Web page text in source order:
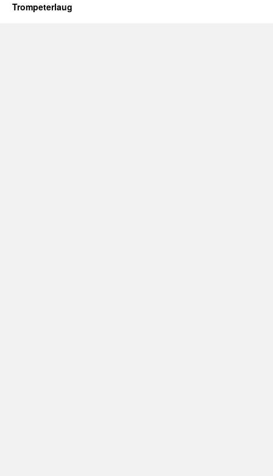
Trompeterlaug